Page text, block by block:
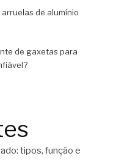
de alumínio
de gaxetas para
tipos, função e